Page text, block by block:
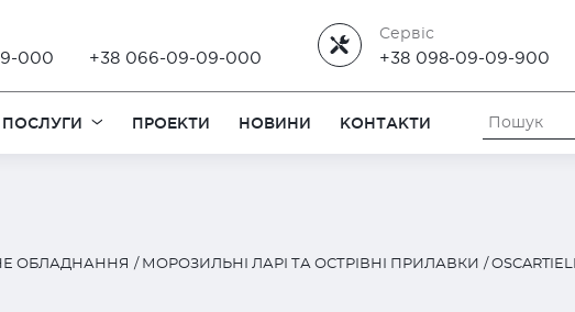
000 +38 066-09-09-000
Сервіс
+38 098-09-09-900
ПОСЛУГИ ПРОЕКТИ НОВИНИ КОНТАКТИ
ОБЛАДНАННЯ МОРОЗИЛЬНІ ЛАРІ ТА ОСТРІВНІ ПРИЛАВКИ